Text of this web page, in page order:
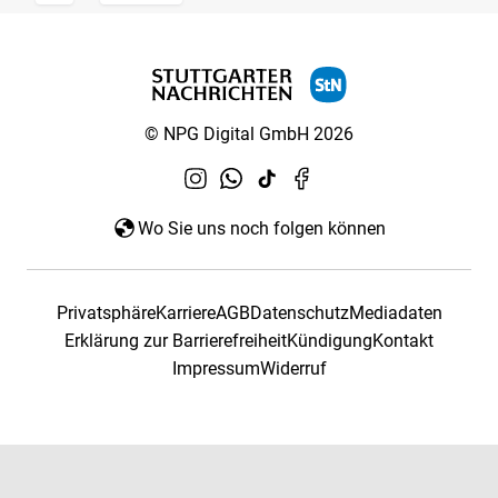
© NPG Digital GmbH 2026
Wo Sie uns noch folgen können
PrivatsphäreKarriereAGBDatenschutzMediadaten
Erklärung zur BarrierefreiheitKündigungKontakt
ImpressumWiderruf